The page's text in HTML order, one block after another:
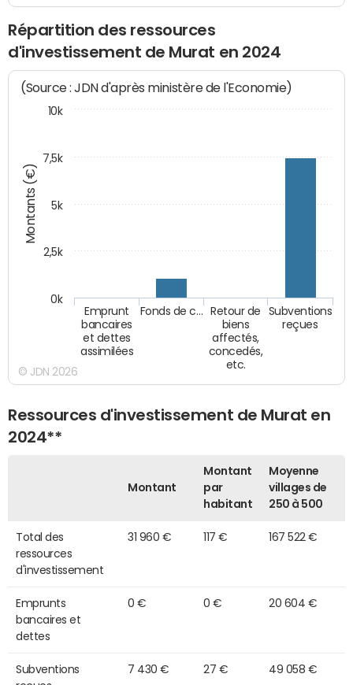
Répartition des ressources
d'investissement de Murat en 2024
Montants (€)
(Source : JDN d'après ministère de l'Economie)
Emprunt
bancaires
et dettes
assimilées
Fonds de c…
Retour de
biens
affectés,
concedés,
etc.
Subventions
reçues
0k
2,5k
5k
7,5k
10k
© JDN 2026
Ressources d'investissement de Murat en
2024**
Montant
Montant
par
habitant
Moyenne
villages de
250 à 500
Total des
ressources
d'investissement
31 960 € 117 € 167 522 €
Emprunts
bancaires et
dettes
0 € 0 € 20 604 €
Subventions
7 430 € 27 € 49 058 €